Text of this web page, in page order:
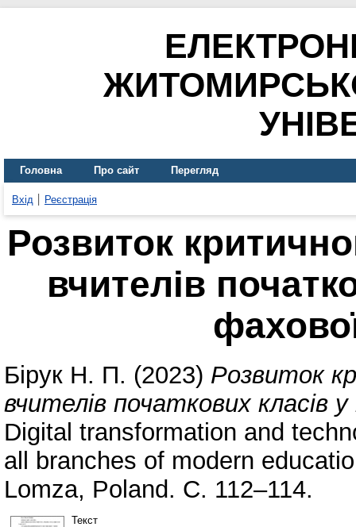
Головна Про сайт Перегляд
Вхід Реєстрація
Розвиток
вчителів
Бірук Н. П. (2023) Розвиток
вчителів початкових класів
Digital transformation and
all branches of modern
Lomza, Poland. С. 112–114.
Текст